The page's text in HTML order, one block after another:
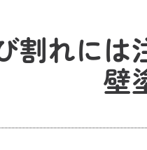
割れに
壁